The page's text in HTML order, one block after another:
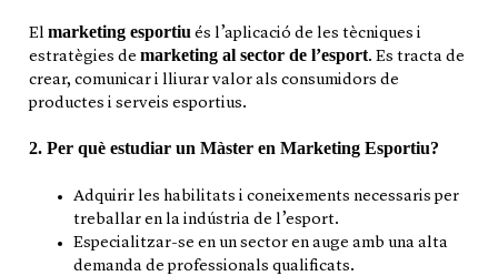
El marketing esportiu és l’aplicació de les tècniques i
estratègies de marketing al sector de l’esport. Es tracta de
crear, comunicar i lliurar valor als consumidors de
productes i serveis esportius.
2. Per què estudiar un Màster en Marketing Esportiu?
Adquirir les habilitats i coneixements necessaris per
treballar en la indústria de l’esport.
Especialitzar-se en un sector en auge amb una alta
demanda de professionals qualificats.